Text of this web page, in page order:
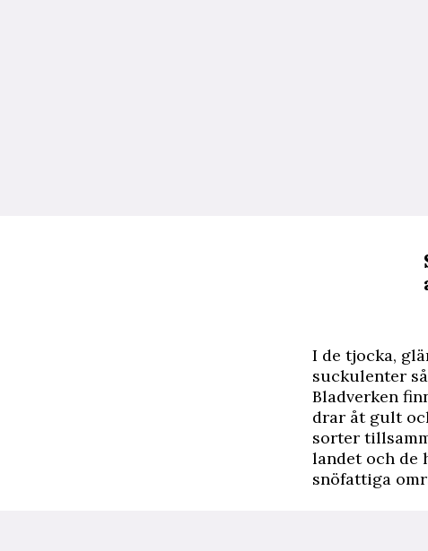
I de tjocka,
suckulenter
Bladverken
drar åt gult
sorter
landet och de
snöfattiga